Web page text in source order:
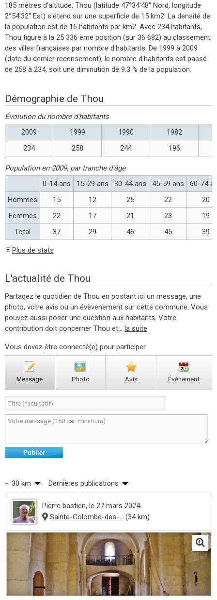
185 mètres d'altitude, Thou (latitude 47°34'48'' Nord, longitude
2°54'32'' Est) s'étend sur une superficie de 15 km2. La densité de
la population est de 16 habitants par km2. Avec 234 habitants,
Thou figure à la 25 336 ème position (sur 36 682) au classement
des villes françaises par nombre d'habitants. De 1999 à 2009
(date du dernier recensement), le nombre d'habitants est passé
de 258 à 234, soit une diminution de 9.3 % de la population.
Démographie de Thou
Évolution du nombre d'habitants
2009
1999 1990 1982
234
258 244 196
Population en 2009, par tranche d'âge
0-14 ans
15-29 ans 30-44 ans 45-59 ans
60-74
Hommes
15 12 25 22
20
Femmes
22 17 21 23
19
Total
37 29 46 45 39
Plus de stats
L'actualité de Thou
Partagez le quotidien de Thou en postant ici un message, une
photo, votre avis ou un évèvenement sur cette commune. Vous
pouvez aussi poser une question aux habitants. Votre
contribution doit concerner Thou et... la suite
Vous devez être connecté(e) pour participer
Message Photo Avis Évènement
Publier
~ 30 km Dernières publications
Pierre bastien, le 27 mars 2024
Sainte-Colombe-des-... (34 km)